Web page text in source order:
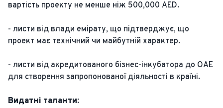
вартість проекту не менше ніж 500,000 AED.
- листи від влади емірату, що підтверджує, що
проект має технічний чи майбутній характер.
- листи від акредитованого бізнес-інкубатора до ОАЕ
для створення запропонованої діяльності в країні.
Видатні таланти: